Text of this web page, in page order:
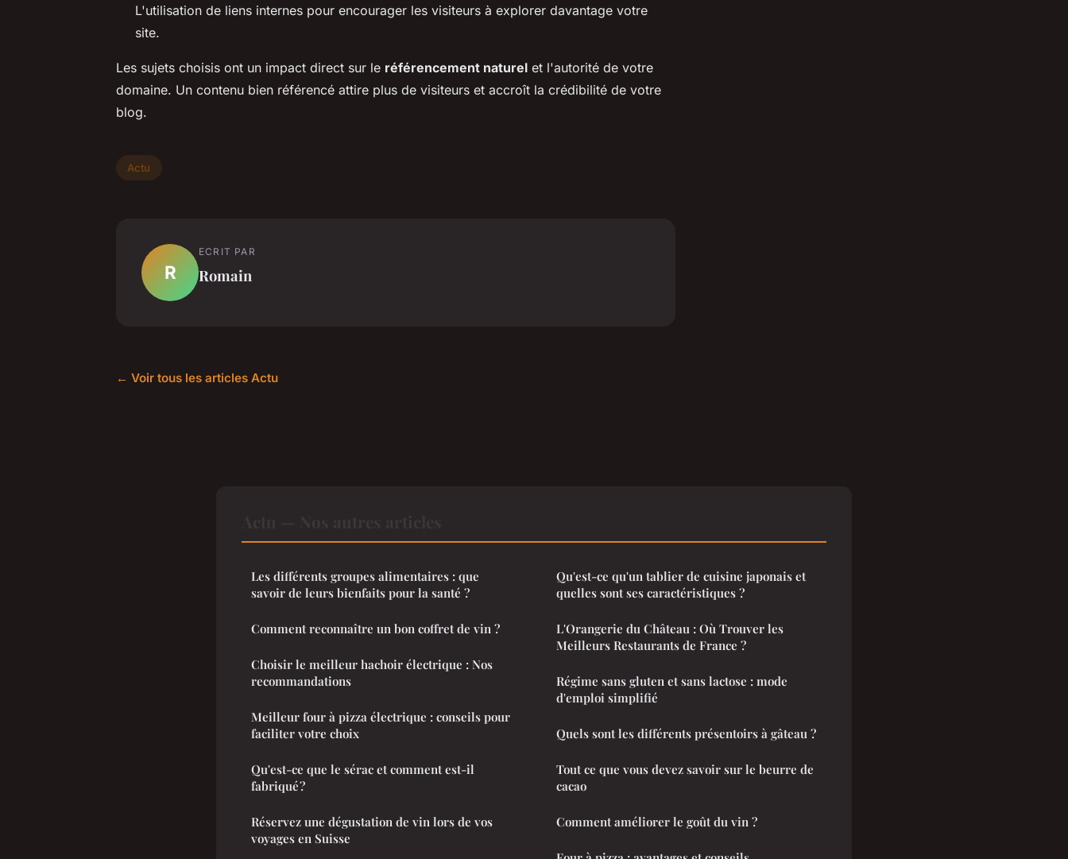
L'utilisation de liens internes pour encourager les visiteurs à explorer davantage votre
site.
Les sujets choisis ont un impact direct sur le référencement naturel et l'autorité de votre
domaine. Un contenu bien référencé attire plus de visiteurs et accroît la crédibilité de votre
blog.
Actu
R
ECRIT PAR
Romain
← Voir tous les articles Actu
Les différents groupes alimentaires : que
savoir de leurs bienfaits pour la santé ?
Comment reconnaître un bon coffret de vin ?
Choisir le meilleur hachoir électrique : Nos
recommandations
Meilleur four à pizza électrique : conseils pour
faciliter votre choix
Qu'est-ce que le sérac et comment est-il
fabriqué ?
Réservez une dégustation de vin lors de vos
voyages en Suisse
Qu'est-ce qu'un tablier de cuisine japonais et
quelles sont ses caractéristiques ?
L'Orangerie du Château : Où Trouver les
Meilleurs Restaurants de France ?
Régime sans gluten et sans lactose : mode
d'emploi simplifié
Quels sont les différents présentoirs à gâteau ?
Tout ce que vous devez savoir sur le beurre de
cacao
Comment améliorer le goût du vin ?